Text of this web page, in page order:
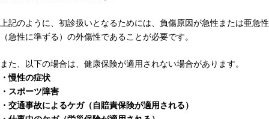
上記のように、初診扱いとなるためには、負傷原因が急性または亜急性
（急性に準ずる）の外傷性であることが必要です。
また、以下の場合は、健康保険が適用されない場合があります。
・慢性の症状
・スポーツ障害
・交通事故によるケガ（自賠責保険が適用される）